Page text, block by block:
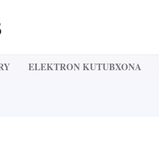
ELEKTRON KUTUBXONA